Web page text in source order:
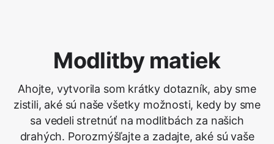
Modlitby matiek
Ahojte, vytvorila som krátky dotazník, aby sme
zistili, aké sú naše všetky možnosti, kedy by sme
sa vedeli stretnúť na modlitbách za našich
drahých. Porozmýšľajte a zadajte, aké sú vaše